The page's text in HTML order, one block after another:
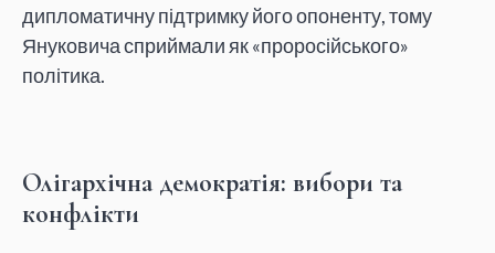
дипломатичну підтримку його опоненту, тому
Януковича сприймали як «проросійського»
політика.
Олігархічна демократія: вибори та
конфлікти